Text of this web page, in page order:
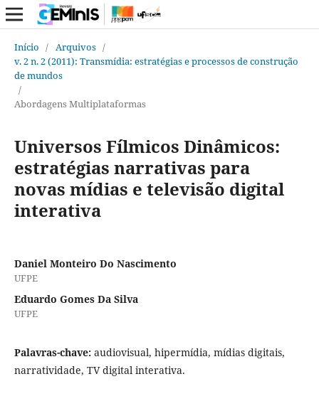
Início / Arquivos /
v. 2 n. 2 (2011): Transmídia: estratégias e processos de construção
de mundos
/
Abordagens Multiplataformas
Universos Fílmicos Dinâmicos:
estratégias narrativas para
novas mídias e televisão digital
interativa
Daniel Monteiro Do Nascimento
UFPE
Eduardo Gomes Da Silva
UFPE
Palavras-chave: audiovisual, hipermídia, mídias digitais,
narratividade, TV digital interativa.